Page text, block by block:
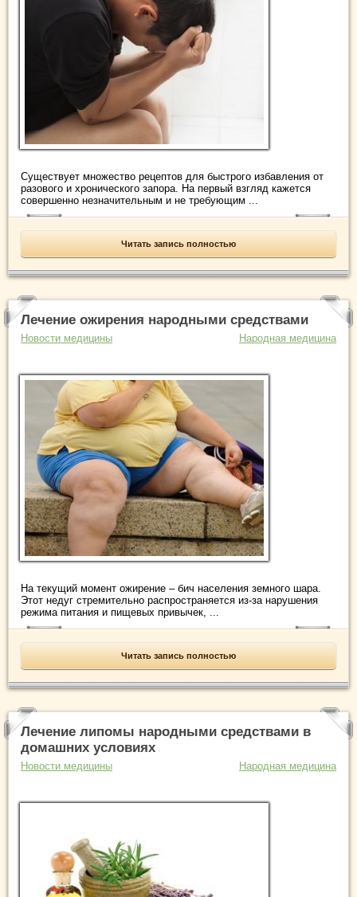
Существует множество рецептов для быстрого избавления от
разового и хронического запора. На первый взгляд кажется
совершенно незначительным и не требующим ...
Читать запись полностью
Лечение ожирения народными средствами
Новости медицины Народная медицина
На текущий момент ожирение – бич населения земного шара.
Этот недуг стремительно распространяется из-за нарушения
режима питания и пищевых привычек, ...
Читать запись полностью
Лечение липомы народными средствами в
домашних условиях
Новости медицины Народная медицина